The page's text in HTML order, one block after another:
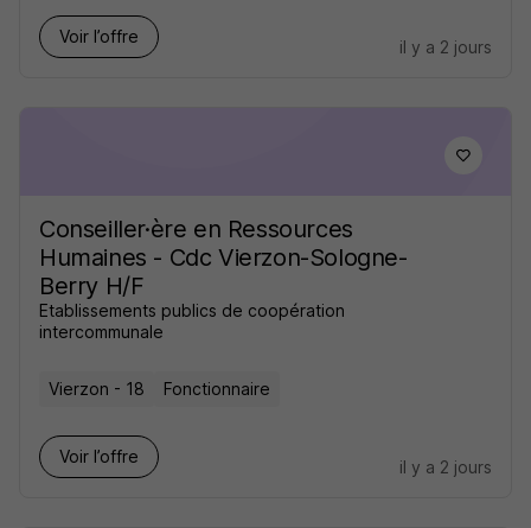
Voir l’offre
il y a 2 jours
Conseiller·ère en Ressources
Humaines - Cdc Vierzon-Sologne-
Berry H/F
Etablissements publics de coopération
intercommunale
Vierzon - 18 Fonctionnaire
Voir l’offre
il y a 2 jours